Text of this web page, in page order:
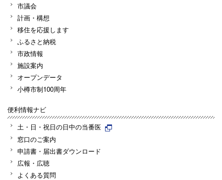
市議会
計画・構想
移住を応援します
ふるさと納税
市政情報
施設案内
オープンデータ
小樽市制100周年
便利情報ナビ
土・日・祝日の日中の当番医
窓口のご案内
申請書・届出書ダウンロード
広報・広聴
よくある質問